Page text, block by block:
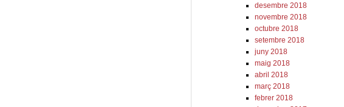
desembre 2018
novembre 2018
octubre 2018
setembre 2018
juny 2018
maig 2018
abril 2018
març 2018
febrer 2018